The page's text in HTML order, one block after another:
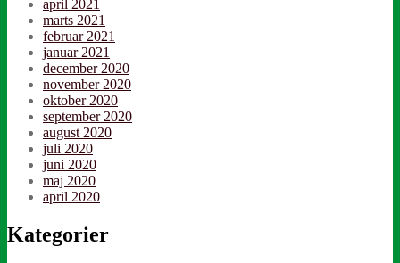
april 2021
marts 2021
februar 2021
januar 2021
december 2020
november 2020
oktober 2020
september 2020
august 2020
juli 2020
juni 2020
maj 2020
april 2020
Kategorier